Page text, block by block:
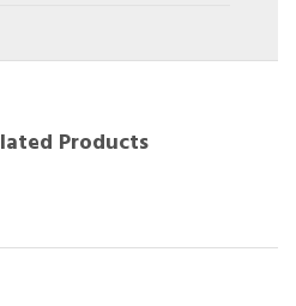
Products